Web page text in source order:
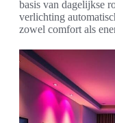
basis van dagelijkse
verlichting
zowel comfort als